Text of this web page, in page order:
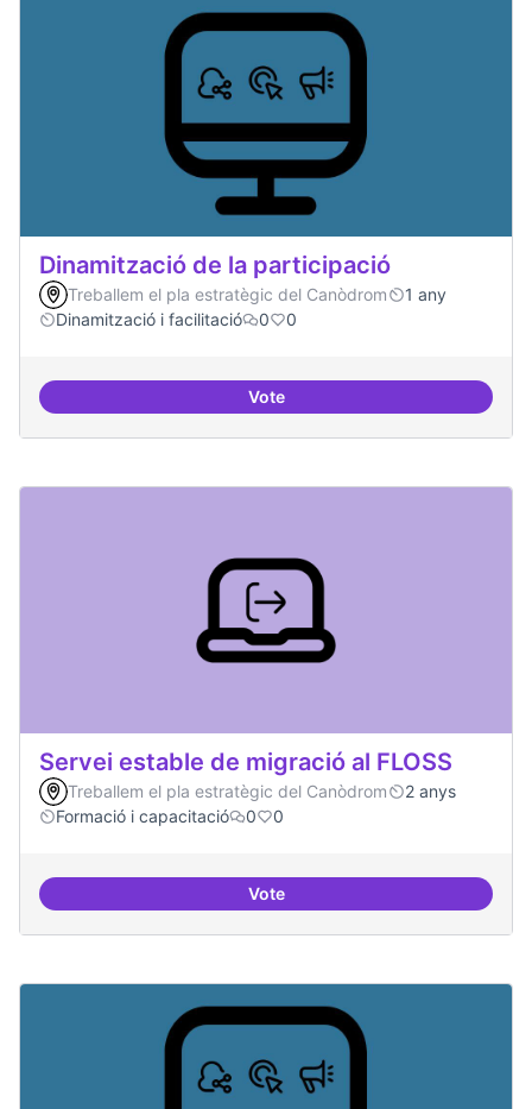
Dinamització de la participació
Treballem el pla estratègic del Canòdrom
1 any
Dinamització i facilitació
0 0
VoteDinamització de la participació
Servei estable de migració al FLOSS
Treballem el pla estratègic del Canòdrom
2 anys
Formació i capacitació
0 0
VoteServei estable de migració al